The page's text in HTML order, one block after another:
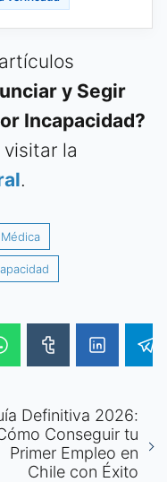
y Segir
Incapacidad?
la
.
Definitiva 2026:
Conseguir tu
Primer Empleo en
Chile con Éxito